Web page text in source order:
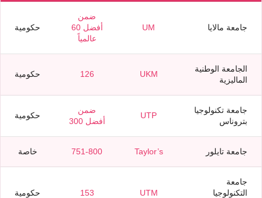
جامعة مالايا UM
ضمن
أفضل 60
عالمياً
حكومية
الجامعة الوطنية
الماليزية
UKM
126 حكومية
جامعة تكنولوجيا
بتروناس
UTP
ضمن
أفضل 300
حكومية
جامعة تايلور Taylor’s
751-800 خاصة
جامعة
التكنولوجيا
UTM
153 حكومية